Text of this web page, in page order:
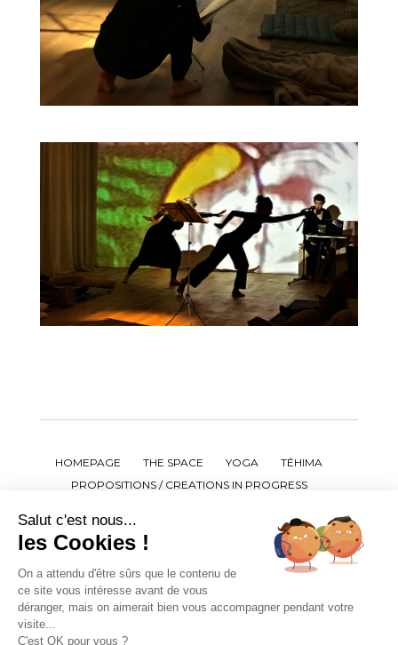
HOMEPAGE THE SPACE YOGA
TÉHIMA
PROPOSITIONS / CREATIONS IN PROGRESS
PAST EVENTS
LARA BRUHL
CONTACT US
PRESS
USEFUL LINKS
CREDITS LEGAL NOTICE
Salut c'est nous...
les Cookies !
On a attendu d'être sûrs que le contenu de
ce site vous intéresse avant de vous
déranger, mais on aimerait bien vous accompagner pendant votre
visite...
C'est OK pour vous ?